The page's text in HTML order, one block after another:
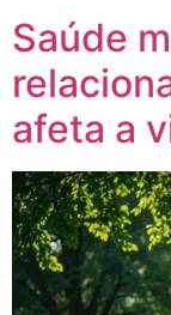
Saúde
afeta a